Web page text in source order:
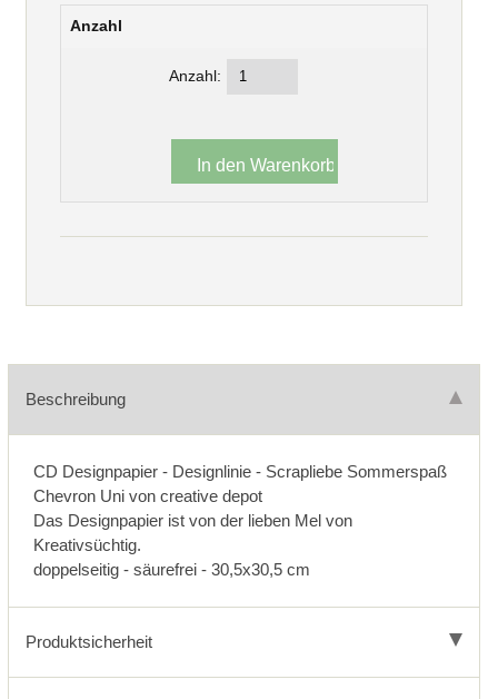
Anzahl
Anzahl:
Beschreibung
CD Designpapier - Designlinie - Scrapliebe Sommerspaß
Chevron Uni von creative depot
Das Designpapier ist von der lieben Mel von
Kreativsüchtig.
doppelseitig - säurefrei - 30,5x30,5 cm
Produktsicherheit